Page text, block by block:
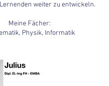
weiter zu entwickeln.
Meine Fächer:
Physik, Informatik